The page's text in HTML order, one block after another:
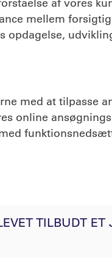
mellem
opdagelse,
med at tilpasse
TILBUDT ET